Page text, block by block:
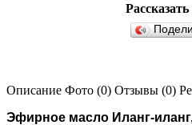
Описание Фото (0) Отзывы (0)
Эфирное масло Иланг-